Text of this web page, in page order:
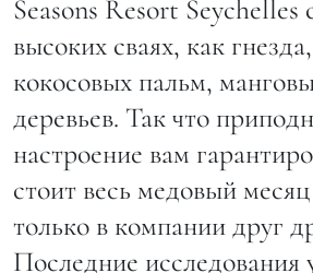
Seasons Resort Seychelles
высоких сваях, как
кокосовых пальм,
деревьев. Так что
настроение вам
стоит весь медовый
только в компании друг
Последние исследования